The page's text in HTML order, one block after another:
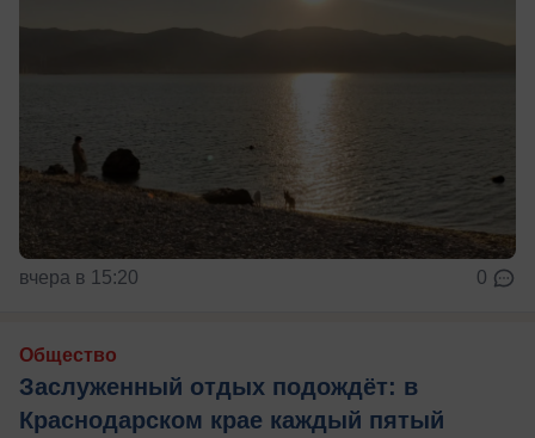
вчера в 15:20 0
Общество
Заслуженный отдых подождёт: в
Краснодарском крае каждый пятый